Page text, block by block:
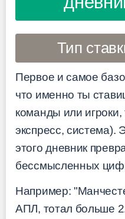
Тип
Первое и самое
что именно ты
команды или
экспресс, система).
этого дневник
бессмысленных
Например:
АПЛ, тотал больше